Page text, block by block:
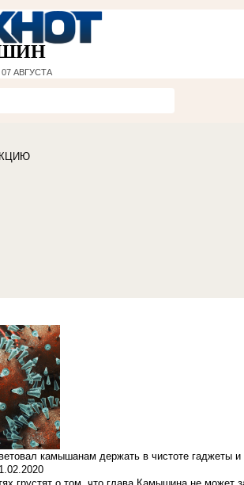
АВГУСТА
камышанам держать в чистоте гаджеты